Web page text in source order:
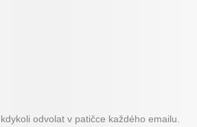
odvolat v patičce každého emailu.